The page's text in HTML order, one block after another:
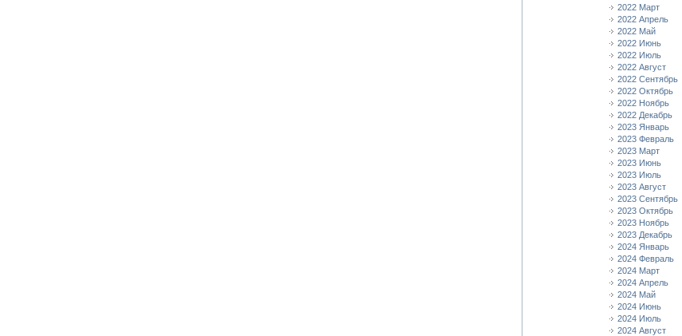
2022 Март
2022 Апрель
2022 Май
2022 Июнь
2022 Июль
2022 Август
2022 Сентябрь
2022 Октябрь
2022 Ноябрь
2022 Декабрь
2023 Январь
2023 Февраль
2023 Март
2023 Июнь
2023 Июль
2023 Август
2023 Сентябрь
2023 Октябрь
2023 Ноябрь
2023 Декабрь
2024 Январь
2024 Февраль
2024 Март
2024 Апрель
2024 Май
2024 Июнь
2024 Июль
2024 Август